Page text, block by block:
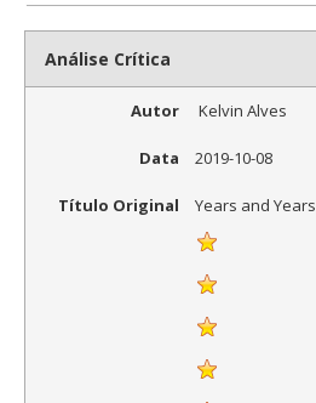
Análise Crítica
Autor Kelvin Alves
Data 2019-10-08
Título Original Years and Years